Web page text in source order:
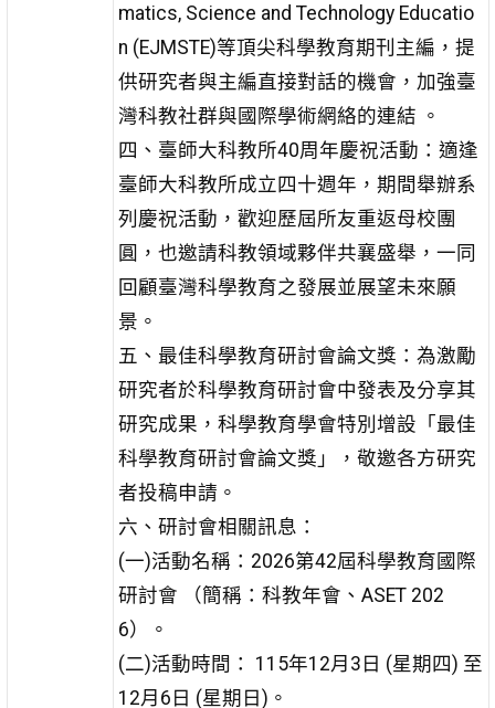
matics, Science and Technology Educatio
n (EJMSTE)等頂尖科學教育期刊主編，提
供研究者與主編直接對話的機會，加強臺
灣科教社群與國際學術網絡的連結 。
四、臺師大科教所40周年慶祝活動：適逢
臺師大科教所成立四十週年，期間舉辦系
列慶祝活動，歡迎歷屆所友重返母校團
圓，也邀請科教領域夥伴共襄盛舉，一同
回顧臺灣科學教育之發展並展望未來願
景。
五、最佳科學教育研討會論文獎：為激勵
研究者於科學教育研討會中發表及分享其
研究成果，科學教育學會特別增設「最佳
科學教育研討會論文獎」，敬邀各方研究
者投稿申請。
六、研討會相關訊息：
(一)活動名稱：2026第42屆科學教育國際
研討會 （簡稱：科教年會、ASET 202
6）。
(二)活動時間： 115年12月3日 (星期四) 至
12月6日 (星期日)。